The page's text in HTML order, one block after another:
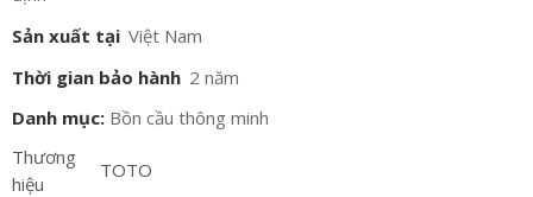
Sản xuất tại Việt Nam
Thời gian bảo hành 2 năm
Danh mục: Bồn cầu thông minh
Thương
hiệu
TOTO